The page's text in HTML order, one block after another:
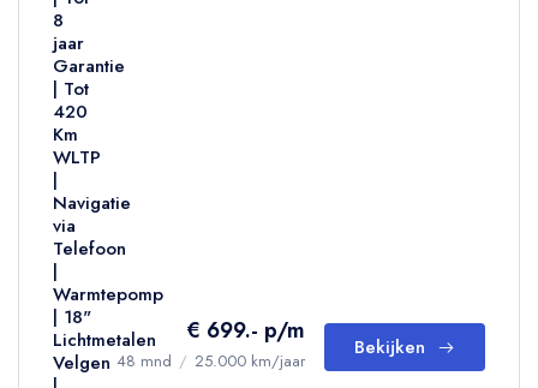
8
jaar
Garantie
| Tot
420
Km
WLTP
|
Navigatie
via
Telefoon
|
Warmtepomp
| 18"
Lichtmetalen
Velgen
€ 699.- p/m
48 mnd / 25.000 km/jaar
Bekijken